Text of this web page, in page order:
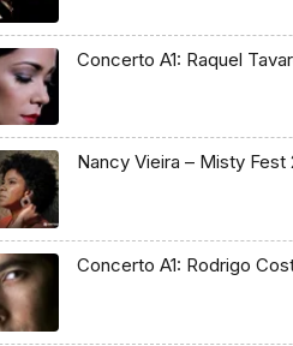
Concerto A1: Raquel
Nancy Vieira – Misty Fest
Concerto A1: Rodrigo